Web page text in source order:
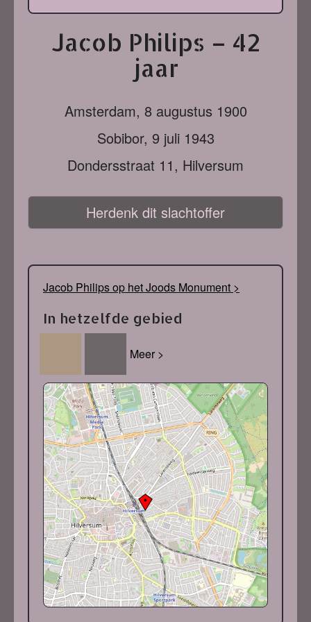
Jacob Philips – 42
jaar
Amsterdam, 8 augustus 1900
Sobibor, 9 juli 1943
Dondersstraat 11, Hilversum
Herdenk dit slachtoffer
Jacob Philips op het Joods Monument >
In hetzelfde gebied
Meer >